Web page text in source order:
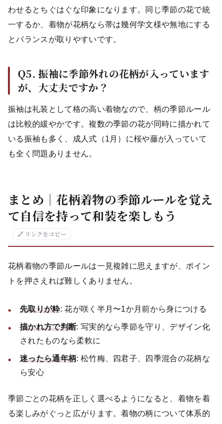
わせるとちぐはぐな印象になります。同じ季節の花で統
一するか、着物が花柄なら帯は幾何学文様や無地にする
とバランスが取りやすいです。
Q5. 振袖に季節外れの花柄が入っています
が、大丈夫ですか？
振袖は礼装として格の高い着物なので、柄の季節ルール
は比較的緩やかです。複数の季節の花が同時に描かれて
いる振袖も多く、成人式（1月）に桜や藤が入っていて
も全く問題ありません。
まとめ｜花柄着物の季節ルールを覚え
て自信を持って和装を楽しもう
🔗 リンクをコピー
花柄着物の季節ルールは一見複雑に思えますが、ポイン
トを押さえれば難しくありません。
先取りが粋: 花が咲く半月〜1か月前から身につける
描かれ方で判断: 写実的なら季節を守り、デザイン化
されたものなら柔軟に
迷ったら通年柄: 松竹梅、四君子、四季混合の花柄な
ら安心
季節ごとの花柄を正しく選べるようになると、着物を着
る楽しみがぐっと広がります。着物の柄について体系的